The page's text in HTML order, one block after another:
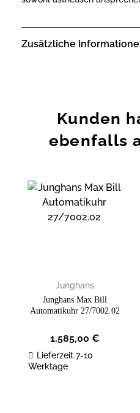
Zusätzliche
Kunden
ebenfalls
Wunschliste
Junghans
Junghans Max Bill
Automatikuhr 27/7002.02
1.585,00 €
Lieferzeit 7-10
Werktage